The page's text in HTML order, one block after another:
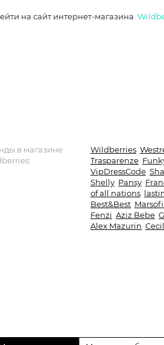
на сайт интернет-магазина
в магазине
Wildberries
Trasparenze
VipDressCode
Shelly Pansy
of all nations
Best&Best
Fenzi Aziz Bebe
Alex Mazurin